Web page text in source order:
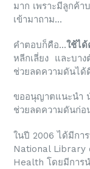
มาก เพราะมีลูกค้
เข้ามาถาม...
คำตอบก็คือ...ใช้ได้
หลีกเลี่ยง และบาง
ช่วยลดความดันได้
ขออนุญาตแนะนำ น
ช่วยลดความดันก่อ
ในปี 2006 ได้มีกา
National Library
Health โดยมีการ